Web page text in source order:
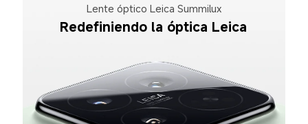
Lente óptico Leica Summilux
Redefiniendo la óptica Leica